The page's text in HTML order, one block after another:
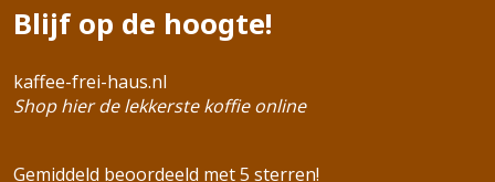
Blijf op de hoogte!
kaffee-frei-haus.nl
Shop hier de lekkerste koffie online
Gemiddeld beoordeeld met 5 sterren!